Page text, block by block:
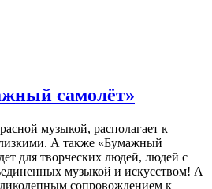
самолёт»
музыкой, располагает к
А также «Бумажный
для творческих людей, людей с
музыкой и искусством! А
сопровождением к